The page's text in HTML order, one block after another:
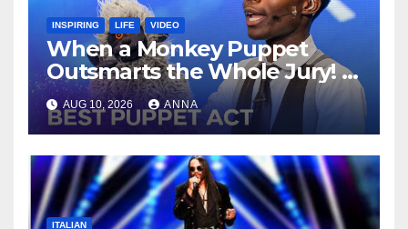
INSPIRING LIFE VIDEO
When a Monkey Puppet
Outsmarts the Whole Jury!
AUG 10, 2026 ANNA
ITALIAN